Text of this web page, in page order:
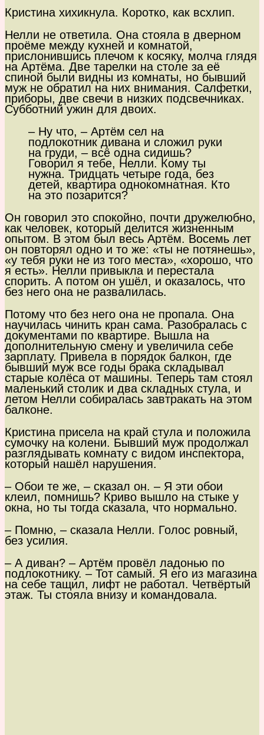
Кристина хихикнула. Коротко, как всхлип.
Нелли не ответила. Она стояла в дверном
проёме между кухней и комнатой,
прислонившись плечом к косяку, молча глядя
на Артёма. Две тарелки на столе за её
спиной были видны из комнаты, но бывший
муж не обратил на них внимания. Салфетки,
приборы, две свечи в низких подсвечниках.
Субботний ужин для двоих.
– Ну что, – Артём сел на
подлокотник дивана и сложил руки
на груди, – всё одна сидишь?
Говорил я тебе, Нелли. Кому ты
нужна. Тридцать четыре года, без
детей, квартира однокомнатная. Кто
на это позарится?
Он говорил это спокойно, почти дружелюбно,
как человек, который делится жизненным
опытом. В этом был весь Артём. Восемь лет
он повторял одно и то же: «ты не потянешь»,
«у тебя руки не из того места», «хорошо, что
я есть». Нелли привыкла и перестала
спорить. А потом он ушёл, и оказалось, что
без него она не развалилась.
Потому что без него она не пропала. Она
научилась чинить кран сама. Разобралась с
документами по квартире. Вышла на
дополнительную смену и увеличила себе
зарплату. Привела в порядок балкон, где
бывший муж все годы брака складывал
старые колёса от машины. Теперь там стоял
маленький столик и два складных стула, и
летом Нелли собиралась завтракать на этом
балконе.
Кристина присела на край стула и положила
сумочку на колени. Бывший муж продолжал
разглядывать комнату с видом инспектора,
который нашёл нарушения.
– Обои те же, – сказал он. – Я эти обои
клеил, помнишь? Криво вышло на стыке у
окна, но ты тогда сказала, что нормально.
– Помню, – сказала Нелли. Голос ровный,
без усилия.
– А диван? – Артём провёл ладонью по
подлокотнику. – Тот самый. Я его из магазина
на себе тащил, лифт не работал. Четвёртый
этаж. Ты стояла внизу и командовала.